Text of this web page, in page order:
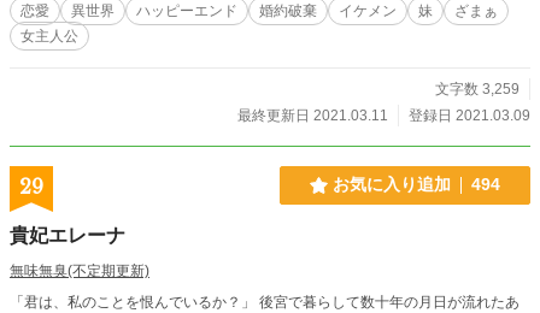
恋愛 異世界 ハッピーエンド 婚約破棄 イケメン 妹
ざまぁ
女主人公
文字数 3,259
最終更新日 2021.03.11
登録日 2021.03.09
29 お気に入り追加 494
貴妃エレーナ
無味無臭(不定期更新)
「君は、私のことを恨んでいるか？」 後宮で暮らして数十年の月日が流れたあ